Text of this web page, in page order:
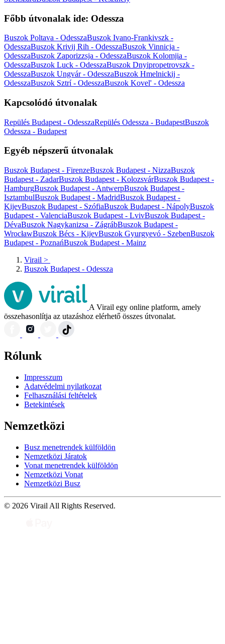
Főbb útvonalak ide: Odessza
Buszok Poltava - OdesszaBuszok Ivano-Frankivszk -
OdesszaBuszok Krivij Rih - OdesszaBuszok Vinnicja -
OdesszaBuszok Zaporizzsja - OdesszaBuszok Kolomjia -
OdesszaBuszok Luck - OdesszaBuszok Dnyipropetrovszk -
OdesszaBuszok Ungvár - OdesszaBuszok Hmelnickij -
OdesszaBuszok Sztrí - OdesszaBuszok Kovel' - Odessza
Kapcsolódó útvonalak
Repülés Budapest - OdesszaRepülés Odessza - BudapestBuszok
Odessza - Budapest
Egyéb népszerű útvonalak
Buszok Budapest - FirenzeBuszok Budapest - NizzaBuszok
Budapest - ZadarBuszok Budapest - KolozsvárBuszok Budapest -
HamburgBuszok Budapest - AntwerpBuszok Budapest -
IsztambulBuszok Budapest - MadridBuszok Budapest -
KijevBuszok Budapest - SzófiaBuszok Budapest - NápolyBuszok
Budapest - ValenciaBuszok Budapest - LvivBuszok Budapest -
DévaBuszok Nagykanizsa - ZágrábBuszok Budapest -
WrocławBuszok Bécs - KijevBuszok Gyurgyevó - SzebenBuszok
Budapest - PoznańBuszok Budapest - Mainz
Virail >
Buszok Budapest - Odessza
A Virail egy online platform, amely
összehasonlítja az utazáshoz elérhető összes útvonalat.
Rólunk
Impresszum
Adatvédelmi nyilatkozat
Felhasználási feltételek
Betekintések
Nemzetközi
Busz menetrendek külföldön
Nemzetközi Járatok
Vonat menetrendek külföldön
Nemzetközi Vonat
Nemzetközi Busz
© 2026 Virail All Rights Reserved.